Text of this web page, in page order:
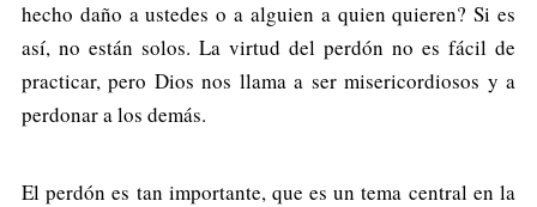
hecho daño a ustedes o a alguien a quien quieren? Si es
así, no están solos. La virtud del perdón no es fácil de
practicar, pero Dios nos llama a ser misericordiosos y a
perdonar a los demás.
El perdón es tan importante, que es un tema central en la